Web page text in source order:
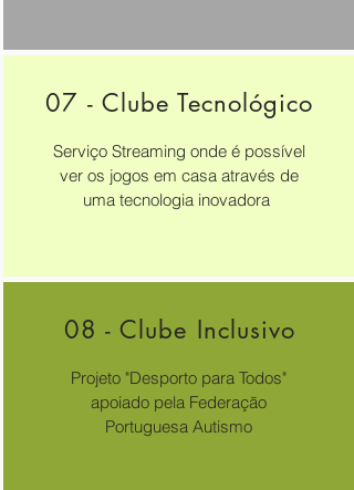
07 - Clube Tecnológico
Serviço Streaming onde é possível
ver os jogos em casa através de
uma tecnologia inovadora
08 - Clube Inclusivo
Projeto "Desporto para Todos"
apoiado pela Federação
Portuguesa Autismo